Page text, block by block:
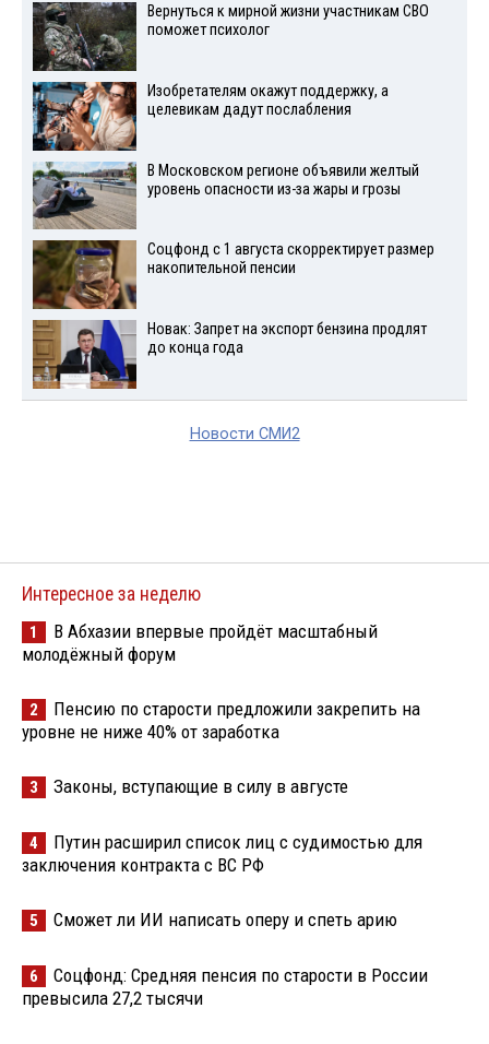
Вернуться к мирной жизни участникам СВО
поможет психолог
Изобретателям окажут поддержку, а
целевикам дадут послабления
В Московском регионе объявили желтый
уровень опасности из-за жары и грозы
Соцфонд с 1 августа скорректирует размер
накопительной пенсии
Новак: Запрет на экспорт бензина продлят
до конца года
Новости СМИ2
Интересное за неделю
1
В Абхазии впервые пройдёт масштабный
молодёжный форум
2
Пенсию по старости предложили закрепить на
уровне не ниже 40% от заработка
3 Законы, вступающие в силу в августе
4
Путин расширил список лиц с судимостью для
заключения контракта с ВС РФ
5 Сможет ли ИИ написать оперу и спеть арию
6
Соцфонд: Средняя пенсия по старости в России
превысила 27,2 тысячи